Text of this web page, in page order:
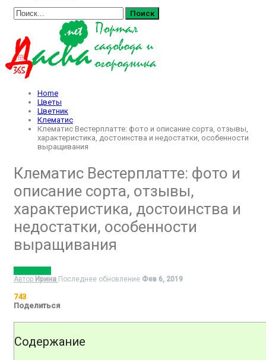
Home
Цветы
Цветник
Клематис
Клематис Вестерплатте: фото и описание сорта, отзывы,
характеристика, достоинства и недостатки, особенности
выращивания
Клематис Вестерплатте: фото и
описание сорта, отзывы,
характеристика, достоинства и
недостатки, особенности
выращивания
Автор Ирина Последнее обновление Фев 6, 2019
743
Поделиться
Содержание